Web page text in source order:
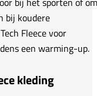
bij koudere
Fleece voor
een warming-up.
kleding